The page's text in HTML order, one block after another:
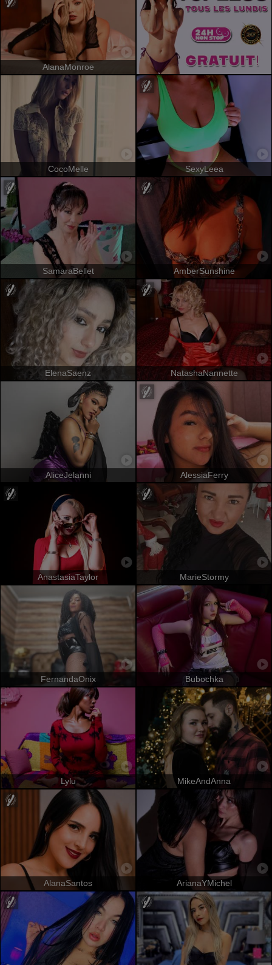
AlanaMonroe
CocoMelle SexyLeea
SamaraBellet AmberSunshine
ElenaSaenz NatashaNannette
AliceJelanni AlessiaFerry
AnastasiaTaylor MarieStormy
FernandaOnix Bubochka
Lylu MikeAndAnna
AlanaSantos ArianaYMichel